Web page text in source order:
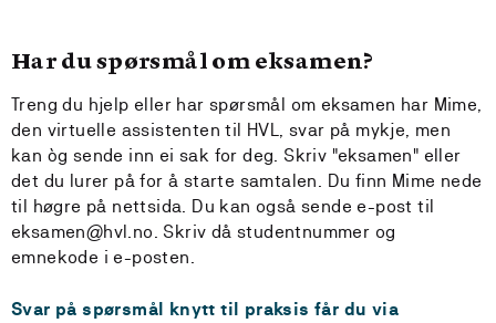
Har du spørsmål om eksamen?
Treng du hjelp eller har spørsmål om eksamen har Mime,
den virtuelle assistenten til HVL, svar på mykje, men
kan òg sende inn ei sak for deg. Skriv "eksamen" eller
det du lurer på for å starte samtalen. Du finn Mime nede
til høgre på nettsida. Du kan også sende e-post til
eksamen@hvl.no. Skriv då studentnummer og
emnekode i e-posten.
Svar på spørsmål knytt til praksis får du via